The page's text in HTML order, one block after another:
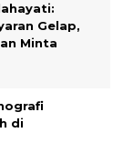
Gelap,
Minta
di